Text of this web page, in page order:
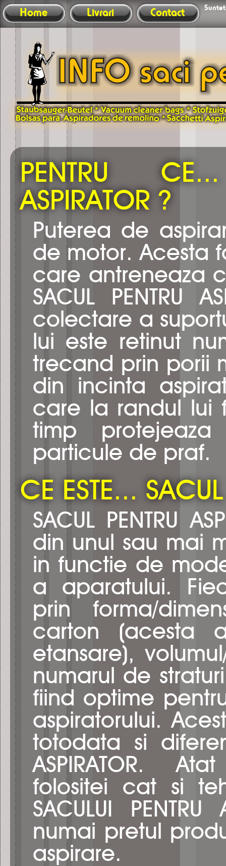
Home Livrari Contact
PENTRU
ASPIRATOR ?
Puterea de
de motor. Acesta
care antreneaza
SACUL PENTRU
colectare a
lui este retinut
trecand prin porii
din incinta
care la randul lui
timp
particule de praf.
CE ESTE...
SACUL PENTRU
din unul sau mai
in functie de
a aparatului.
prin forma/
carton (acesta
etansare),
numarul de
fiind optime
aspiratorului.
totodata si
ASPIRATOR.
folositei cat si
SACULUI
numai pretul
aspirare.